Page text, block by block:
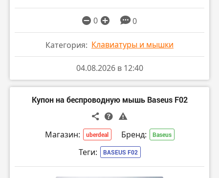
0 0
Категория: Клавиатуры и мышки
04.08.2026 в 12:40
Купон на беспроводную мышь Baseus F02
Магазин: uberdeal Бренд: Baseus
Теги: BASEUS F02